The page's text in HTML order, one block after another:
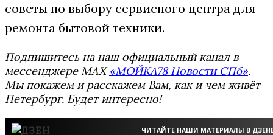
советы по выбору сервисного центра для
ремонта бытовой техники.
Подпишитесь на наш официальный канал в
мессенджере MAX«МОЙКА78 Новости СПб».
Мы покажем и расскажем Вам, как и чем живёт
Петербург. Будет интересно!
ЧИТАЙТЕ НАШИ МАТЕРИАЛЫ В